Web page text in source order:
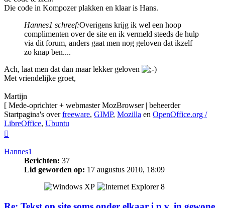
Die code in Kompozer plakken en klaar is Hans.
Hannes1 schreef:Overigens krijg ik wel een hoop
complimenten over de site en ik vermeld steeds de hulp
via dit forum, anders gaat men nog geloven dat ikzelf
zo knap ben....
Ach, laat men dat dan maar lekker geloven
Met vriendelijke groet,
Martijn
[ Mede-oprichter + webmaster MozBrowser | beheerder
Startpagina's overfreeware, GIMP, Mozilla en OpenOffice.org /
LibreOffice, Ubuntu
Hannes1
Berichten: 37
Lid geworden op: 17 augustus 2010, 18:09